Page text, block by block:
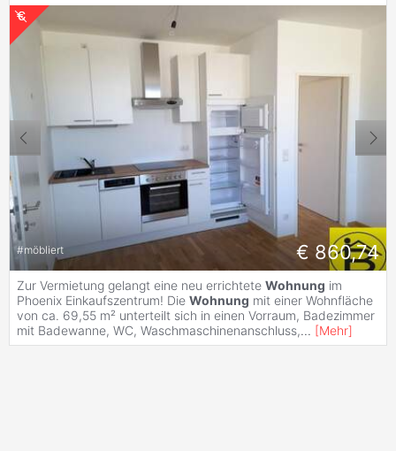
#möbliert € 860,74
Zur Vermietung gelangt eine neu errichtete Wohnung im
Phoenix Einkaufszentrum! Die Wohnung mit einer Wohnfläche
von ca. 69,55 m² unterteilt sich in einen Vorraum, Badezimmer
mit Badewanne, WC, Waschmaschinenanschluss,... [Mehr]